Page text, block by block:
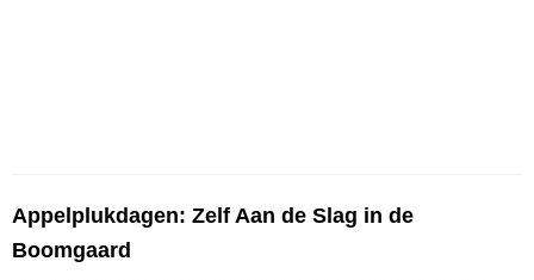
Appelplukdagen: Zelf Aan de Slag in de
Boomgaard